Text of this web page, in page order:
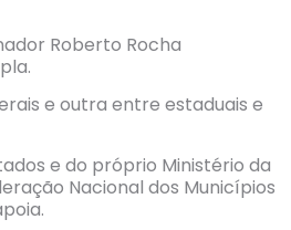
Roberto Rocha
e outra entre estaduais e
e do próprio Ministério da
Nacional dos Municípios